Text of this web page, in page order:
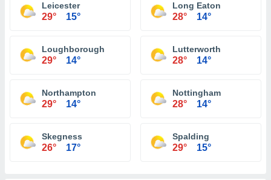
Leicester
29° 15°
Long Eaton
28° 14°
Loughborough
29° 14°
Lutterworth
28° 14°
Northampton
29° 14°
Nottingham
28° 14°
Skegness
26° 17°
Spalding
29° 15°